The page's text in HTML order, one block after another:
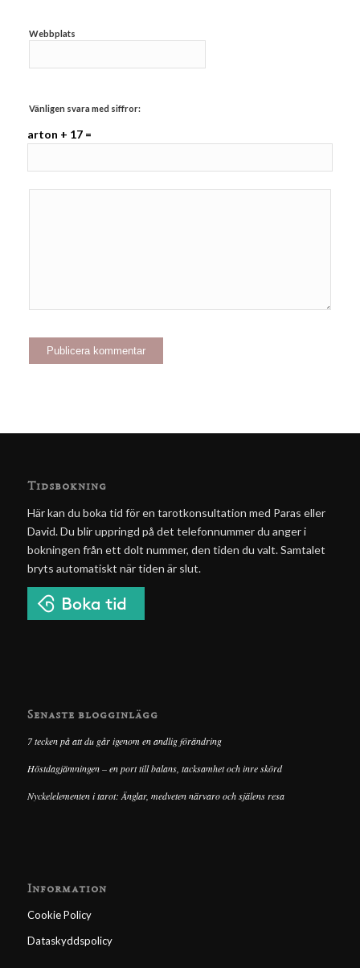
Webbplats
Vänligen svara med siffror:
arton + 17 =
Tidsbokning
Här kan du boka tid för en tarotkonsultation med Paras eller
David. Du blir uppringd på det telefonnummer du anger i
bokningen från ett dolt nummer, den tiden du valt. Samtalet
bryts automatiskt när tiden är slut.
Senaste blogginlägg
7 tecken på att du går igenom en andlig förändring
Höstdagjämningen – en port till balans, tacksamhet och inre skörd
Nyckelelementen i tarot: Änglar, medveten närvaro och själens resa
Information
Cookie Policy
Dataskyddspolicy